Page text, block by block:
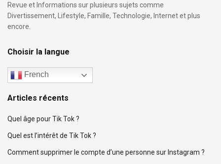
Revue et Informations sur plusieurs sujets comme
Divertissement, Lifestyle, Famille, Technologie, Internet et plus
encore.
Choisir la langue
French
Articles récents
Quel âge pour Tik Tok ?
Quel est l’intérêt de Tik Tok ?
Comment supprimer le compte d’une personne sur Instagram ?